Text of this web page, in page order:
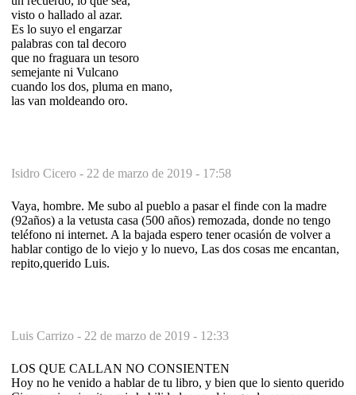
visto o hallado al azar.
Es lo suyo el engarzar
palabras con tal decoro
que no fraguara un tesoro
semejante ni Vulcano
cuando los dos, pluma en mano,
las van moldeando oro.
Isidro Cicero - 22 de marzo de 2019 - 17:58
Vaya, hombre. Me subo al pueblo a pasar el finde con la madre
(92años) a la vetusta casa (500 años) remozada, donde no tengo
teléfono ni internet. A la bajada espero tener ocasión de volver a
hablar contigo de lo viejo y lo nuevo, Las dos cosas me encantan,
repito,querido Luis.
Luis Carrizo - 22 de marzo de 2019 - 12:33
LOS QUE CALLAN NO CONSIENTEN
Hoy no he venido a hablar de tu libro, y bien que lo siento querido